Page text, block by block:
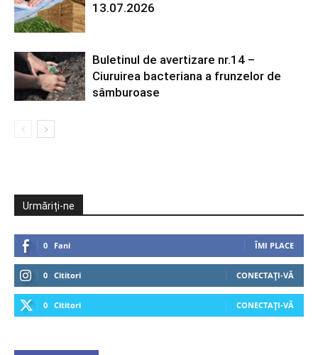
13.07.2026
Buletinul de avertizare nr.14 –
Ciuruirea bacteriana a frunzelor de
sâmburoase
Urmăriți-ne
0 Fani ÎMI PLACE
0 Cititori CONECTAȚI-VĂ
0 Cititori CONECTAȚI-VĂ